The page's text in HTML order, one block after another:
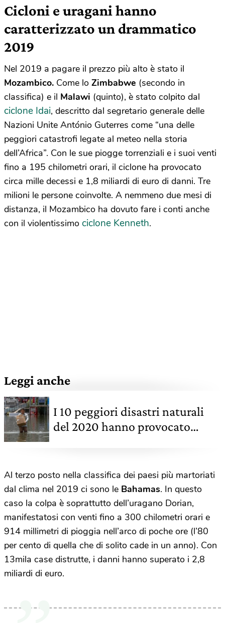
Cicloni e uragani hanno
caratterizzato un drammatico
2019
Nel 2019 a pagare il prezzo più alto è stato il
Mozambico. Come lo Zimbabwe (secondo in
classifica) e il Malawi (quinto), è stato colpito dal
ciclone Idai, descritto dal segretario generale delle
Nazioni Unite António Guterres come “una delle
peggiori catastrofi legate al meteo nella storia
dell’Africa”. Con le sue piogge torrenziali e i suoi venti
fino a 195 chilometri orari, il ciclone ha provocato
circa mille decessi e 1,8 miliardi di euro di danni. Tre
milioni le persone coinvolte. A nemmeno due mesi di
distanza, il Mozambico ha dovuto fare i conti anche
con il violentissimo ciclone Kenneth.
Leggi anche
I 10 peggiori disastri naturali
del 2020 hanno provocato
Al terzo posto nella classifica dei paesi più martoriati
dal clima nel 2019 ci sono le Bahamas. In questo
caso la colpa è soprattutto dell’uragano Dorian,
manifestatosi con venti fino a 300 chilometri orari e
914 millimetri di pioggia nell’arco di poche ore (l’80
per cento di quella che di solito cade in un anno). Con
13mila case distrutte, i danni hanno superato i 2,8
miliardi di euro.